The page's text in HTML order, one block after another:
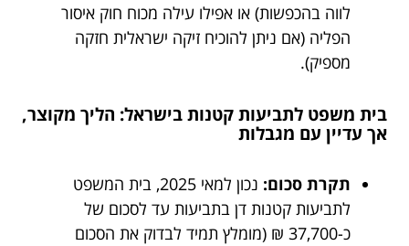
לווה בהכפשות) או אפילו עילה מכוח חוק איסור
הפליה (אם ניתן להוכיח זיקה ישראלית חזקה
מספיק).
בית משפט לתביעות קטנות בישראל: הליך מקוצר,
אך עדיין עם מגבלות
תקרת סכום:
נכון למאי 2025, בית המשפט
לתביעות קטנות דן בתביעות עד לסכום של
כ-37,700 ₪ (מומלץ תמיד לבדוק את הסכום